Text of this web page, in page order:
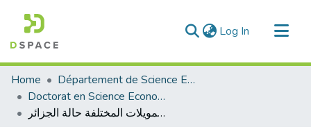
Log In (current)
Communities & Collections
All of DSpace
Statistics
Home
Département de Science Economique
Doctorat en Science Economique
تنمية القطاع الفلاحي باساليب الدعم والتمويلات المختلفة حالة الجزائر